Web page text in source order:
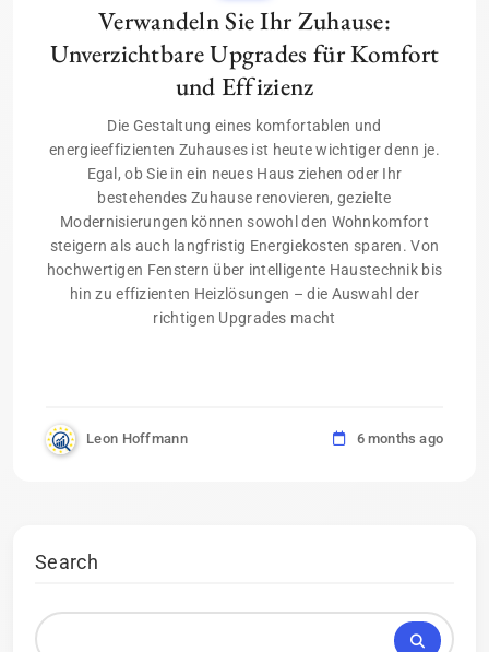
Verwandeln Sie Ihr Zuhause:
Unverzichtbare Upgrades für Komfort
und Effizienz
Die Gestaltung eines komfortablen und
energieeffizienten Zuhauses ist heute wichtiger denn je.
Egal, ob Sie in ein neues Haus ziehen oder Ihr
bestehendes Zuhause renovieren, gezielte
Modernisierungen können sowohl den Wohnkomfort
steigern als auch langfristig Energiekosten sparen. Von
hochwertigen Fenstern über intelligente Haustechnik bis
hin zu effizienten Heizlösungen – die Auswahl der
richtigen Upgrades macht
Leon Hoffmann 6 months ago
Search